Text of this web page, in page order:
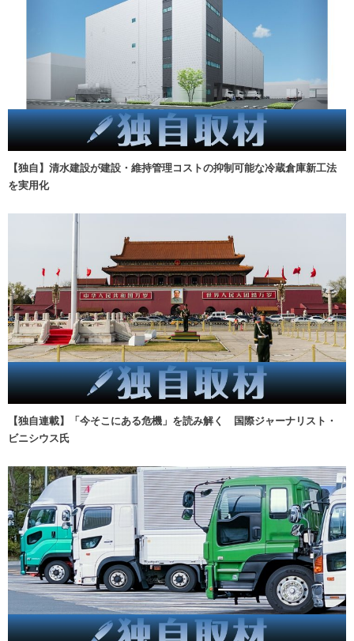
【独自】清水建設が建設・維持管理コストの抑制可能な冷蔵倉庫新工法
を実用化
【独自連載】「今そこにある危機」を読み解く 国際ジャーナリスト・
ビニシウス氏